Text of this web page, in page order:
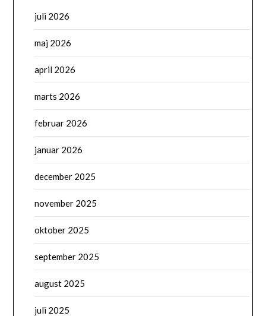
juli 2026
maj 2026
april 2026
marts 2026
februar 2026
januar 2026
december 2025
november 2025
oktober 2025
september 2025
august 2025
juli 2025